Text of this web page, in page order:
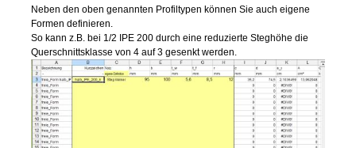
Neben den oben genannten Profiltypen können Sie auch eigene
Formen definieren.
So kann z.B. bei 1/2 IPE 200 durch eine reduzierte Steghöhe die
Querschnittsklasse von 4 auf 3 gesenkt werden.